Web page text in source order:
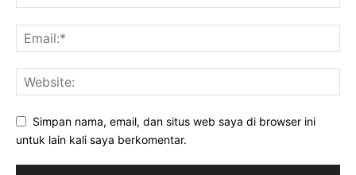
Simpan nama, email, dan situs web saya di browser ini
untuk lain kali saya berkomentar.